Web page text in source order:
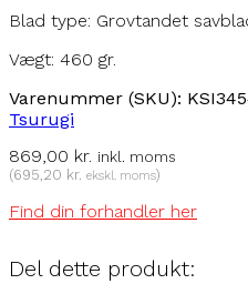
Blad type: Grovtandet
Vægt: 460 gr.
Varenummer (SKU):
Tsurugi
869,00 kr. inkl. moms
(695,20 kr. ekskl. moms)
Find din forhandler her
Del dette produkt: